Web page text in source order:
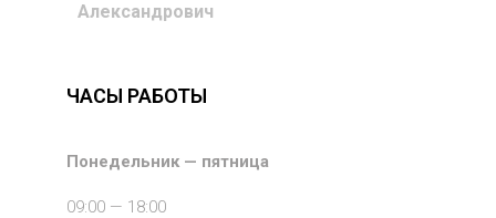
Александрович
ЧАСЫ РАБОТЫ
Понедельник — пятница
09:00 — 18:00